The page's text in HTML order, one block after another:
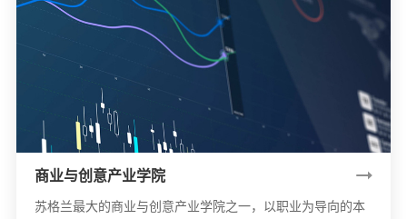
商业与创意产业学院
苏格兰最大的商业与创意产业学院之一，以职业为导向的本